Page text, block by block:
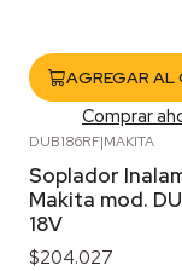
AGREGAR AL
Comprar
DUB186RF|MAKITA
Soplador
Makita mod.
18V
$204.027